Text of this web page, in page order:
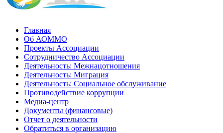
Главная
Об АОММО
Проекты Ассоциации
Сотрудничество Ассоциации
Деятельность: Межнацотношения
Деятельность: Миграция
Деятельность: Социальное обслуживание
Противодействие коррупции
Медиа-центр
Документы (финансовые)
Отчет о деятельности
Обратиться в организацию